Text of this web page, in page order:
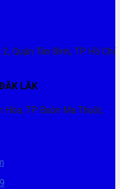
Quận Tân Bình, TP. Hồ Chí
LĂK
TP. Buôn Ma Thuột,